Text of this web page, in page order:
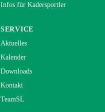
Infos für Kadersportler
SERVICE
Aktuelles
Kalender
Downloads
Kontakt
TeamSL